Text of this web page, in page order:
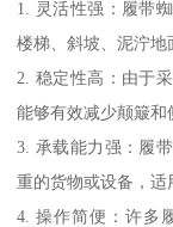
1. 灵活性强：履带
楼梯、斜坡、泥泞地
2. 稳定性高：由于
能够有效减少颠簸和
3. 承载能力强：履
重的货物或设备，适
4. 操作简便：许多